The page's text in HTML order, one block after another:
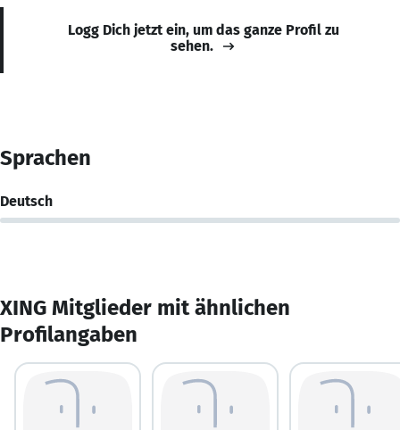
Logg Dich jetzt ein, um das ganze Profil zu
sehen.
Sprachen
Deutsch
XING Mitglieder mit ähnlichen
Profilangaben